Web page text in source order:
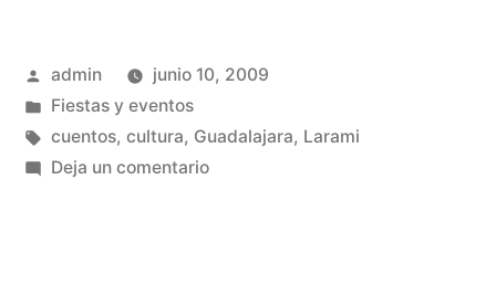
el
Maratón
de
Publicado
por
admin
junio 10, 2009
Publicado
en
Fiestas y eventos
Etiquetas:
cuentos, cultura, Guadalajara, Larami
Deja un comentarioen